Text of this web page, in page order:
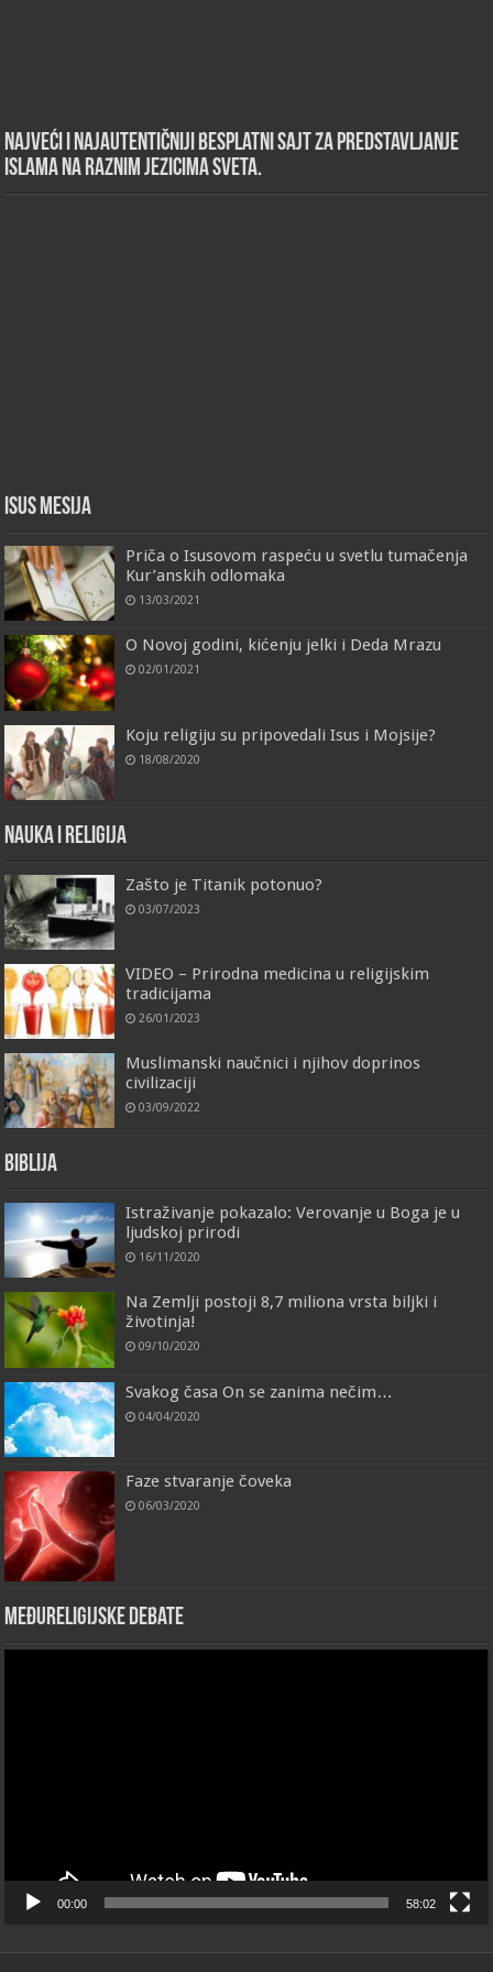
Najveći i najautentičniji besplatni sajt za predstavljanje
islama na raznim jezicima sveta.
Isus Mesija
Priča o Isusovom raspeću u svetlu tumačenja
Kur’anskih odlomaka
13/03/2021
O Novoj godini, kićenju jelki i Deda Mrazu
02/01/2021
Koju religiju su pripovedali Isus i Mojsije?
18/08/2020
Nauka i religija
Zašto je Titanik potonuo?
03/07/2023
VIDEO – Prirodna medicina u religijskim
tradicijama
26/01/2023
Muslimanski naučnici i njihov doprinos
civilizaciji
03/09/2022
Biblija
Istraživanje pokazalo: Verovanje u Boga je u
ljudskoj prirodi
16/11/2020
Na Zemlji postoji 8,7 miliona vrsta biljki i
životinja!
09/10/2020
Svakog časa On se zanima nečim…
04/04/2020
Faze stvaranje čoveka
06/03/2020
Međureligijske debate
00:00 58:02